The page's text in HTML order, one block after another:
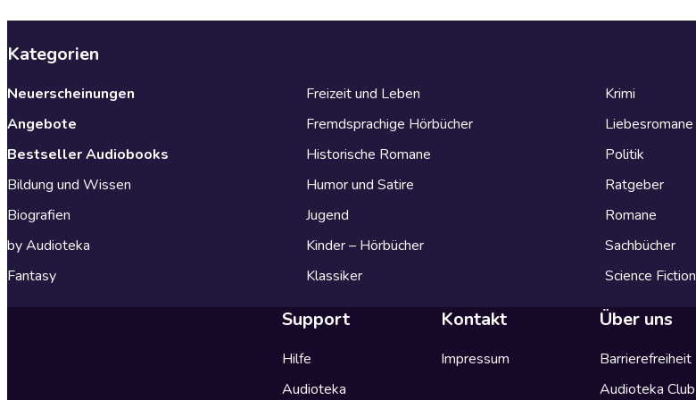
Kategorien
Neuerscheinungen
Angebote
Bestseller Audiobooks
Bildung und Wissen
Biografien
by Audioteka
Fantasy
Freizeit und Leben
Fremdsprachige Hörbücher
Historische Romane
Humor und Satire
Jugend
Kinder – Hörbücher
Klassiker
Krimi
Liebesromane
Politik
Ratgeber
Romane
Sachbücher
Science Fiction
Support
Hilfe
Audioteka
Kontakt
Impressum
Über uns
Barrierefreiheit
Audioteka Club